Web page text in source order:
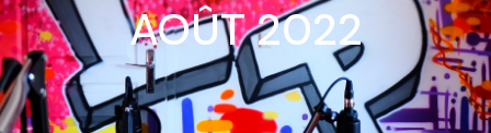
AOÛT 2022